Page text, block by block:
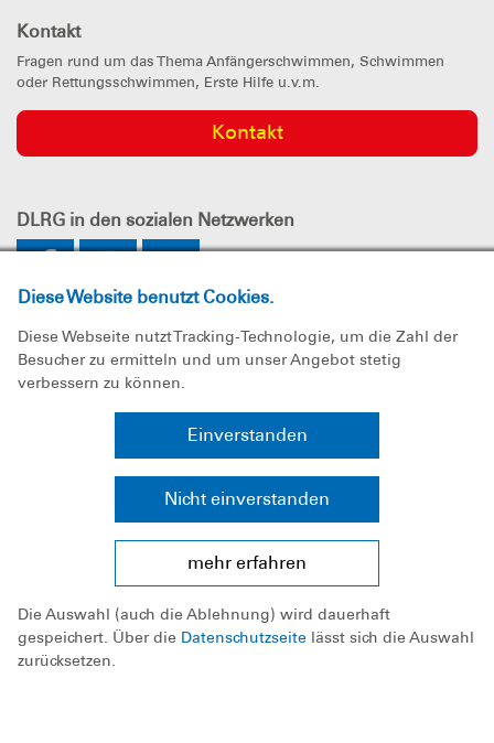
Diese Website benutzt Cookies.
Diese Webseite nutzt Tracking-Technologie, um die Zahl der
Besucher zu ermitteln und um unser Angebot stetig
verbessern zu können.
Einverstanden
Nicht einverstanden
mehr erfahren
Die Auswahl (auch die Ablehnung) wird dauerhaft
gespeichert. Über die Datenschutzseite lässt sich die Auswahl
zurücksetzen.
Kontakt
Fragen rund um das Thema Anfängerschwimmen, Schwimmen
oder Rettungsschwimmen, Erste Hilfe u.v.m.
Kontakt
DLRG in den sozialen Netzwerken
Nürnberg-Zentral unter der Steuernummer 241/107/60325 als
gemeinnützig anerkannt. Spenden können steuerlich geltend
gemacht werden.
Bundesverband